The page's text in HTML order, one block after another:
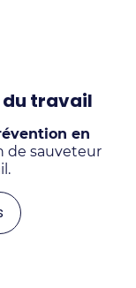
du travail
en
de sauveteur